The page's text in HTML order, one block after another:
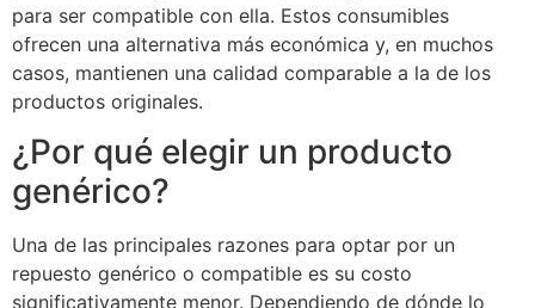
para ser compatible con ella. Estos consumibles
ofrecen una alternativa más económica y, en muchos
casos, mantienen una calidad comparable a la de los
productos originales.
¿Por qué elegir un producto
genérico?
Una de las principales razones para optar por un
repuesto genérico o compatible es su costo
significativamente menor. Dependiendo de dónde lo